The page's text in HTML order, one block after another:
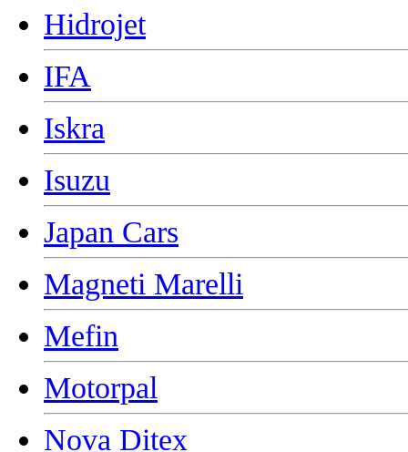
Hidrojet
IFA
Iskra
Isuzu
Japan Cars
Magneti Marelli
Mefin
Motorpal
Nova Ditex